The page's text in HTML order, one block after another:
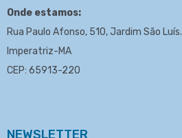
Onde estamos:
Rua Paulo Afonso, 510, Jardim São Luís.
Imperatriz-MA
CEP: 65913-220
NEWSLETTER